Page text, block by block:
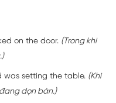
on the door. (Trong khi
was setting the table. (Khi
dọn bàn.)